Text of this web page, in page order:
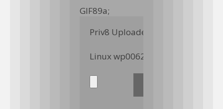
GIF89a;
Priv8 Uploader By InMyMine7